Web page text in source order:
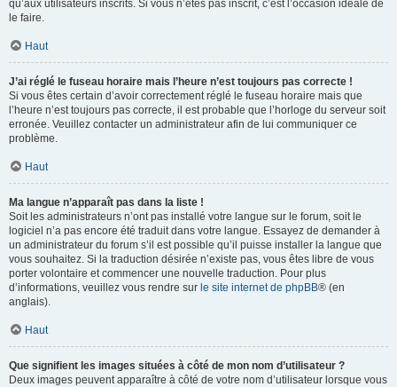
qu’aux utilisateurs inscrits. Si vous n’êtes pas inscrit, c’est l’occasion idéale de
le faire.
Haut
J’ai réglé le fuseau horaire mais l’heure n’est toujours pas correcte !
Si vous êtes certain d’avoir correctement réglé le fuseau horaire mais que
l’heure n’est toujours pas correcte, il est probable que l’horloge du serveur soit
erronée. Veuillez contacter un administrateur afin de lui communiquer ce
problème.
Haut
Ma langue n’apparaît pas dans la liste !
Soit les administrateurs n’ont pas installé votre langue sur le forum, soit le
logiciel n’a pas encore été traduit dans votre langue. Essayez de demander à
un administrateur du forum s’il est possible qu’il puisse installer la langue que
vous souhaitez. Si la traduction désirée n’existe pas, vous êtes libre de vous
porter volontaire et commencer une nouvelle traduction. Pour plus
d’informations, veuillez vous rendre sur le site internet de phpBB® (en
anglais).
Haut
Que signifient les images situées à côté de mon nom d’utilisateur ?
Deux images peuvent apparaître à côté de votre nom d’utilisateur lorsque vous